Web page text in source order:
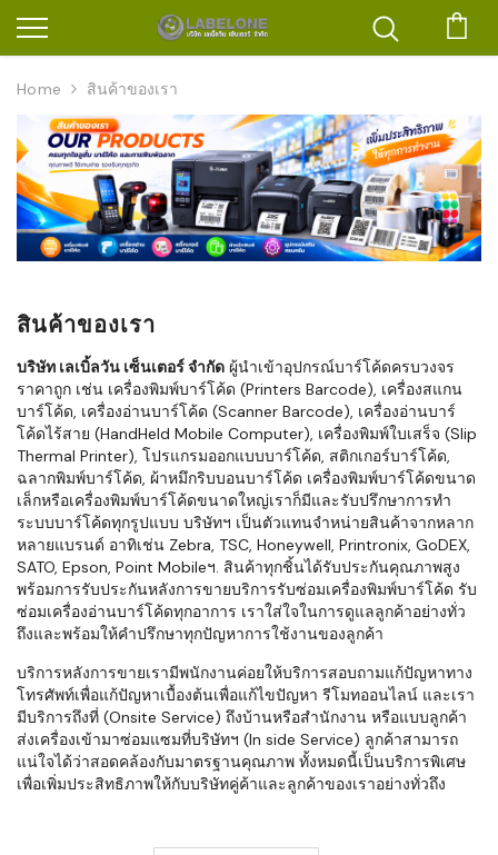
Home สินค้าของเรา
สินค้าของเรา
บริษัท เลเบิ้ลวัน เซ็นเตอร์ จำกัด ผู้นำเข้าอุปกรณ์บาร์โค้ดครบวงจร
ราคาถูก เช่น เครื่องพิมพ์บาร์โค้ด (Printers Barcode), เครื่องสแกน
บาร์โค้ด, เครื่องอ่านบาร์โค้ด (Scanner Barcode), เครื่องอ่านบาร์
โค้ดไร้สาย (HandHeld Mobile Computer), เครื่องพิมพ์ใบเสร็จ (Slip
Thermal Printer), โปรแกรมออกแบบบาร์โค้ด, สติกเกอร์บาร์โค้ด,
ฉลากพิมพ์บาร์โค้ด, ผ้าหมึกริบบอนบาร์โค้ด เครื่องพิมพ์บาร์โค้ดขนาด
เล็กหรือเครื่องพิมพ์บาร์โค้ดขนาดใหญ่เราก็มีและรับปรึกษาการทำ
ระบบบาร์โค้ดทุกรูปแบบ บริษัทฯ เป็นตัวแทนจำหน่ายสินค้าจากหลาก
หลายแบรนด์ อาทิเช่น Zebra, TSC, Honeywell, Printronix, GoDEX,
SATO, Epson, Point Mobileฯ. สินค้าทุกชิ้นได้รับประกันคุณภาพสูง
พร้อมการรับประกันหลังการขายบริการรับซ่อมเครื่องพิมพ์บาร์โค้ด รับ
ซ่อมเครื่องอ่านบาร์โค้ดทุกอาการ เราใส่ใจในการดูแลลูกค้าอย่างทั่ว
ถึงและพร้อมให้คำปรึกษาทุกปัญหาการใช้งานของลูกค้า
บริการหลังการขายเรามีพนักงานค่อยให้บริการสอบถามแก้ปัญหาทาง
โทรศัพท์เพื่อแก้ปัญหาเบื้องต้นเพื่อแก้ไขปัญหา รีโมทออนไลน์ และเรา
มีบริการถึงที่ (Onsite Service) ถึงบ้านหรือสำนักงาน หรือแบบลูกค้า
ส่งเครื่องเข้ามาซ่อมแซมที่บริษัทฯ (In side Service) ลูกค้าสามารถ
แน่ใจได้ว่าสอดคล้องกับมาตรฐานคุณภาพ ทั้งหมดนี้เป็นบริการพิเศษ
เพื่อเพิ่มประสิทธิภาพให้กับบริษัทคู่ค้าและลูกค้าของเราอย่างทั่วถึง